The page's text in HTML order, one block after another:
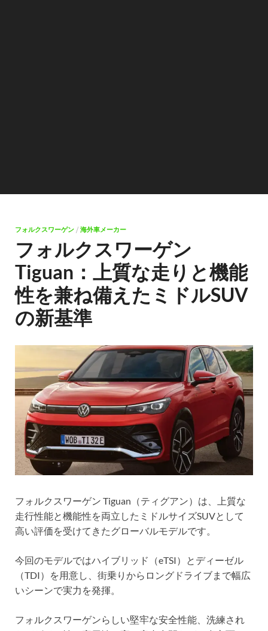
フォルクスワーゲン / 海外車メーカー
フォルクスワーゲン
Tiguan：上質な走りと機能
性を兼ね備えたミドルSUV
の新基準
フォルクスワーゲン Tiguan（ティグアン）は、上質な
走行性能と機能性を両立したミドルサイズSUVとして
高い評価を受けてきたグローバルモデルです。
今回のモデルではハイブリッド（eTSI）とディーゼル
（TDI）を用意し、街乗りからロングドライブまで幅広
いシーンで実力を発揮。
フォルクスワーゲンらしい堅牢な安全性能、洗練され